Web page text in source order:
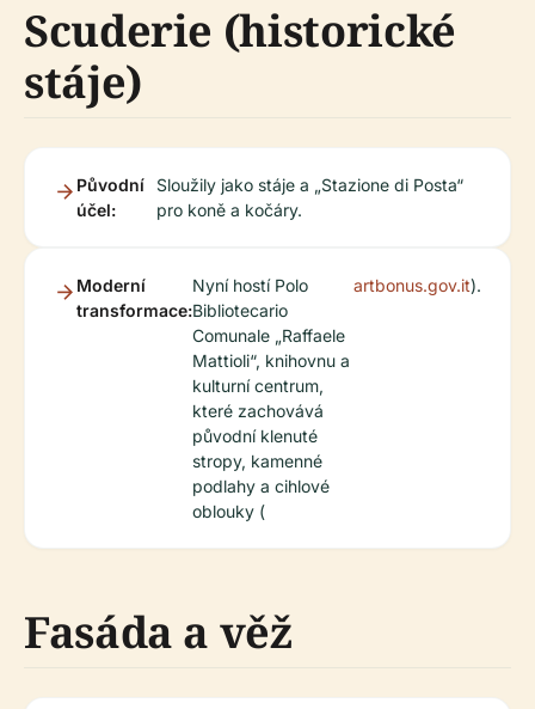
Scuderie (historické
stáje)
Původní
účel:
Sloužily jako stáje a „Stazione di Posta“
pro koně a kočáry.
Moderní
transformace:
Nyní hostí Polo
Bibliotecario
Comunale „Raffaele
Mattioli“, knihovnu a
kulturní centrum,
které zachovává
původní klenuté
stropy, kamenné
podlahy a cihlové
oblouky (
artbonus.gov.it).
Fasáda a věž